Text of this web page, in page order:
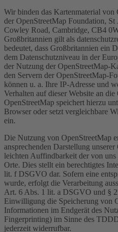
Wir binden das Kartenmaterial von
der OpenStreetMap Foundation, St
Cowley Road, Cambridge, CB4
Großbritannien gilt als
bedeutet, dass Großbritannien ein
dem Datenschutzniveau in der
der Nutzung der OpenStreetMap-
den Servern der OpenStreetMap-
können u. a. Ihre IP-Adresse und
Verhalten auf dieser Website an
OpenStreetMap speichert hierzu
Browser oder setzt vergleichbare
ein.
Die Nutzung von OpenStreetMap
ansprechenden Darstellung
leichten Auffindbarkeit der von uns
Orte. Dies stellt ein berechtigtes
lit. f DSGVO dar. Sofern eine
wurde, erfolgt die Verarbeitung
Art. 6 Abs. 1 lit. a DSGVO und §
Einwilligung die Speicherung von
Informationen im Endgerät des
Fingerprinting) im Sinne des
jederzeit widerrufbar.